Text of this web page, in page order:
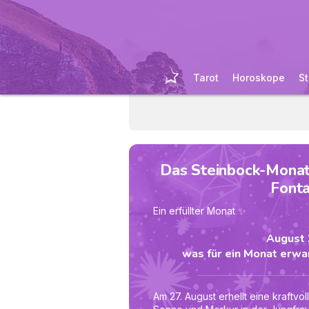
Tarot Horoskope
Das Steinbock-
Ein erfüllter Monat ✨
August
was für ein Monat
Am 27. August erhellt eine